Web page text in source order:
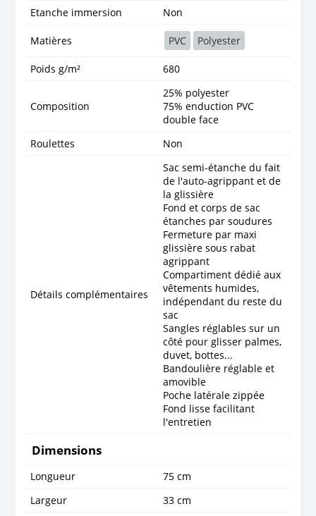
Etanche immersion
Non
Matières PVC Polyester
Poids g/m² 680
Composition
25% polyester
75% enduction PVC
double face
Roulettes
Non
Détails complémentaires
Sac semi-étanche du fait
de l'auto-agrippant et de
la glissière
Fond et corps de sac
étanches par soudures
Fermeture par maxi
glissière sous rabat
agrippant
Compartiment dédié aux
vêtements humides,
indépendant du reste du
sac
Sangles réglables sur un
côté pour glisser palmes,
duvet, bottes...
Bandoulière réglable et
amovible
Poche latérale zippée
Fond lisse facilitant
l'entretien
Dimensions
Longueur
75 cm
Largeur
33 cm